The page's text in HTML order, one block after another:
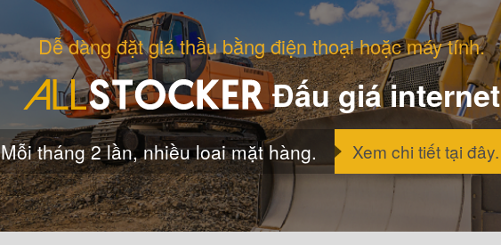
Dễ dàng đặt giá thầu bằng điện thoại hoặc máy tính.
Đấu giá internet
Mỗi tháng 2 lần, nhiều loai mặt hàng. Xem chi tiết tại đây.